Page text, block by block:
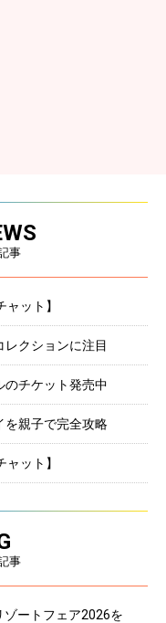
事
ット】
クションに注目
のチケット発売中
を親子で完全攻略
ット】
事
ートフェア2026を